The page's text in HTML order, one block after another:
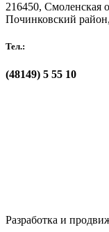
216450, Смоленская
Починковский
Тел.:
(48149) 5 55 10
Разработка и